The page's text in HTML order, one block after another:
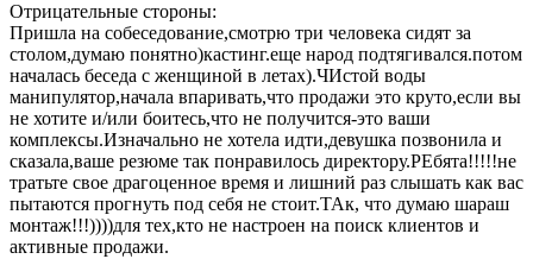
Отрицательные стороны:
Пришла на собеседование,смотрю три человека сидят за
столом,думаю понятно)кастинг.еще народ подтягивался.потом
началась беседа с женщиной в летах).ЧИстой воды
манипулятор,начала впаривать,что продажи это круто,если вы
не хотите и/или боитесь,что не получится-это ваши
комплексы.Изначально не хотела идти,девушка позвонила и
сказала,ваше резюме так понравилось директору.РЕбята!!!!!не
тратьте свое драгоценное время и лишний раз слышать как вас
пытаются прогнуть под себя не стоит.ТАк, что думаю шараш
монтаж!!!))))для тех,кто не настроен на поиск клиентов и
активные продажи.